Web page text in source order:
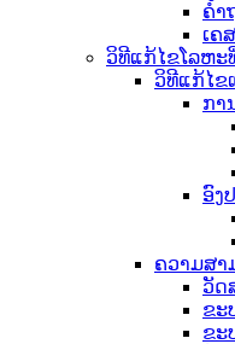
ຄຳ
ເຄ
ວິທີແກ້ໄຂໂລຫະ
ວິທີແກ້ໄຂ
ກາ
ອົງ
ຄວາມສາ
ວັດ
ຂະ
ຂະ